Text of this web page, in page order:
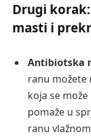
Drugi
masti i
Antibiotska
ranu možete
koja se
pomaže u
ranu